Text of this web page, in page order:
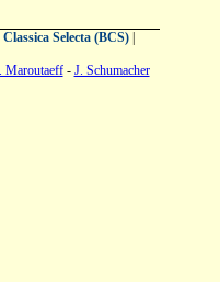
Selecta (BCS)|
Maroutaeff- J. Schumacher